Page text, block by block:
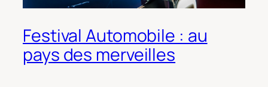
Festival Automobile : au
pays des merveilles